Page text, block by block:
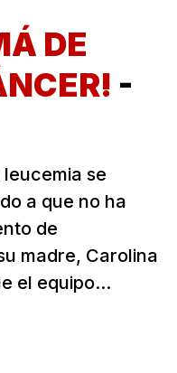
DE
-
se
a que no ha
de
madre, Carolina
el equipo...